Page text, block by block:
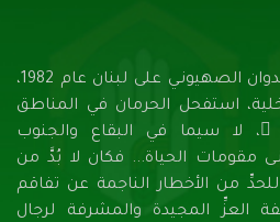
بفعل التداعيات الكبرى للعدوان الصهيونـي على لبنان عام 1982،
استفحل الحرمان في المناطق
ً، لا سيما في البقاع والجنوب
مقومات الحياة... فكان لا بُدَّ من
من الأخطار الناجمة عن تفاقم
العزِّ المجيدة والمشرفة لرجال